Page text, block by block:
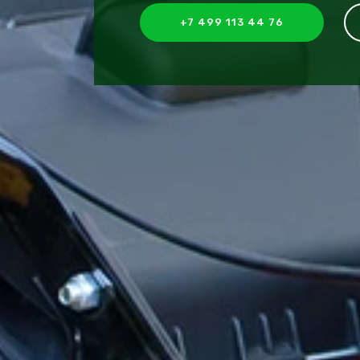
+7 499 113 44 76